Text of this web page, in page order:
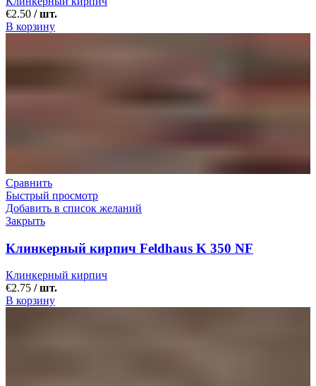
€2.50 / шт.
В корзину
Сравнить
Быстрый просмотр
Добавить в список желаний
Закрыть
Клинкерный кирпич Feldhaus K 350 NF
Клинкерный кирпич
€2.75 / шт.
В корзину